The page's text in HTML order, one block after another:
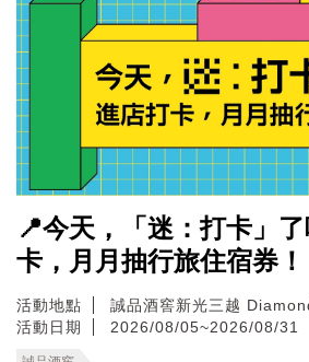
📍今天，「迷：打卡」
卡，月月抽行旅住宿券！
活動地點
誠品酒窖新光三越
活動日期
2026/08/05~2026/08/31